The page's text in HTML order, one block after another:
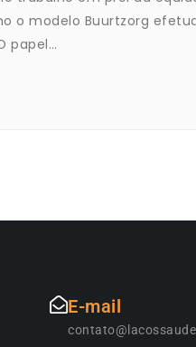
o modelo Buurtzorg
papel…
E-mail